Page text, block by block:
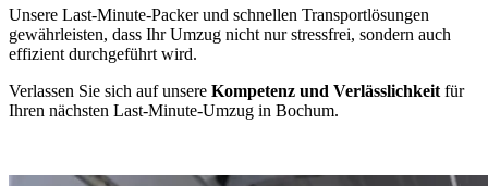
Unsere Last-Minute-Packer und schnellen Transportlösungen
gewährleisten, dass Ihr Umzug nicht nur stressfrei, sondern auch
effizient durchgeführt wird.
Verlassen Sie sich auf unsere Kompetenz und Verlässlichkeit für
Ihren nächsten Last-Minute-Umzug in Bochum.